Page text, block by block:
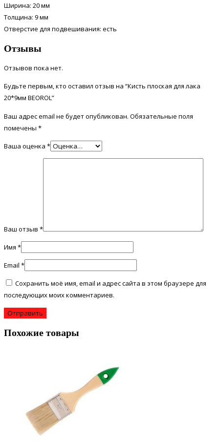
Ширина: 20 мм
Толщина: 9 мм
Отверстие для подвешивания: есть
Отзывы
Отзывов пока нет.
Будьте первым, кто оставил отзыв на “Кисть плоская для лака
20*9мм BEOROL”
Ваш адрес email не будет опубликован. Обязательные поля
помечены *
Ваша оценка *
Ваш отзыв *
Имя *
Email *
Сохранить моё имя, email и адрес сайта в этом браузере для
последующих моих комментариев.
Похожие товары